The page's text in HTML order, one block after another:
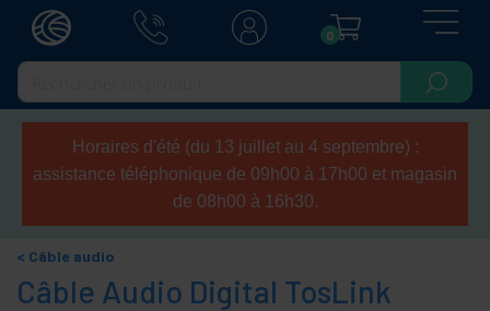
0
Horaires d'été (du 13 juillet au 4 septembre) :
assistance téléphonique de 09h00 à 17h00 et magasin
de 08h00 à 16h30.
Câble audio
Câble Audio Digital TosLink